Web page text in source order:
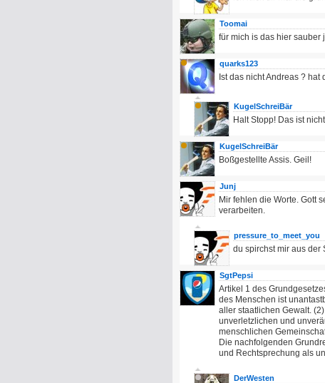
Toomai
für mich is das hier sauber
quarks123
Ist das nicht Andreas ?
KugelSchreiBär
Halt Stopp! Das ist
KugelSchreiBär
Boßgestellte Assis. Geil!
Junj
Mir fehlen die Worte. Gott
verarbeiten.
pressure_to_meet_you
du spirchst mir aus der
SgtPepsi
Artikel 1 des
des Menschen ist
aller staatlichen Gewalt.
unverletzlichen und
menschlichen
Die nachfolgenden
und Rechtsprechung als
DerWesten